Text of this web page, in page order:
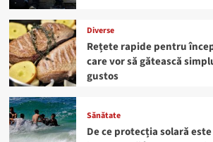
Diverse
Rețete rapide pentru
care vor să gătească
gustos
Sănătate
De ce protecția solară este